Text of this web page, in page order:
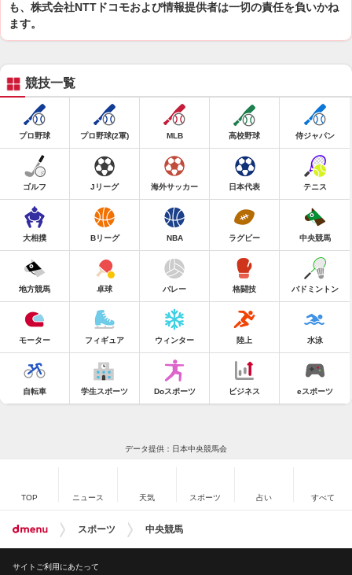
も、株式会社NTTドコモおよび情報提供者は一切の責任を負いかね
ます。
競技一覧
プロ野球 プロ野球(2軍) MLB 高校野球 侍ジャパン
ゴルフ Jリーグ 海外サッカー 日本代表 テニス
大相撲 Bリーグ NBA ラグビー 中央競馬
地方競馬 卓球 バレー 格闘技 バドミントン
モーター フィギュア ウィンター 陸上 水泳
自転車 学生スポーツ Doスポーツ ビジネス eスポーツ
データ提供：日本中央競馬会
TOP ニュース 天気 スポーツ 占い すべて
スポーツ 中央競馬
サイトご利用にあたって